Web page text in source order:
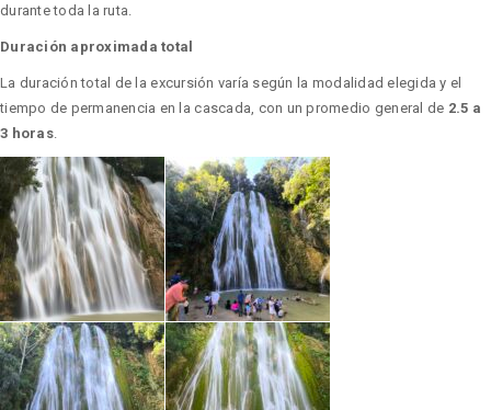
durante toda la ruta.
Duración aproximada total
La duración total de la excursión varía según la modalidad elegida y el
tiempo de permanencia en la cascada, con un promedio general de 2.5 a
3 horas.